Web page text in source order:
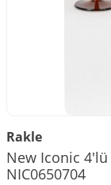
Rakle
New Iconic 4'lü
NIC0650704